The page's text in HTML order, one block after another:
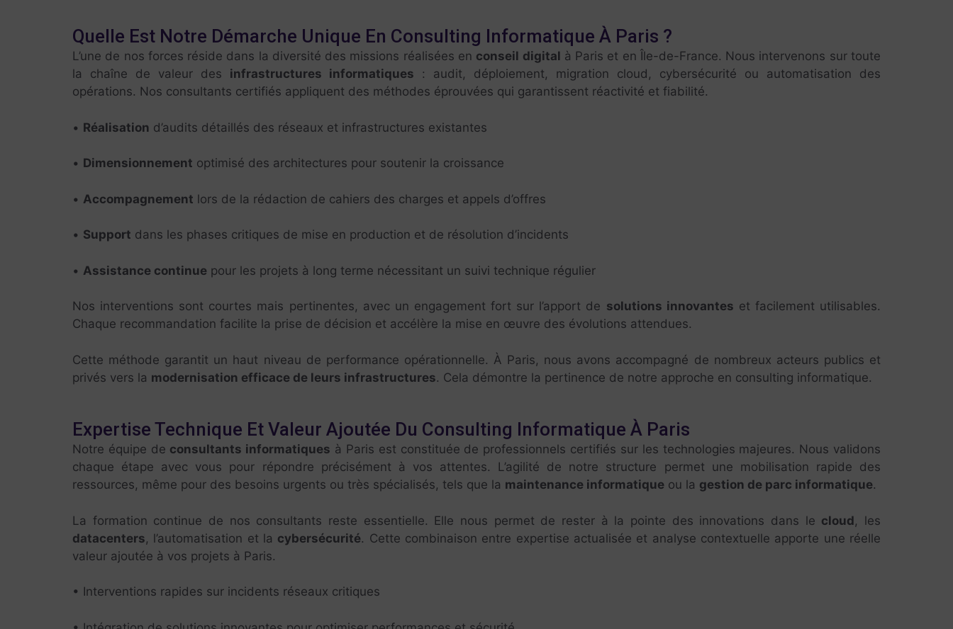
Quelle Est Notre Démarche Unique En Consulting Informatique À Paris ?
L’une de nos forces réside dans la diversité des missions réalisées en conseil digital à Paris et en Île-de-France. Nous intervenons sur toute
la chaîne de valeur des infrastructures informatiques : audit, déploiement, migration cloud, cybersécurité ou automatisation des
opérations. Nos consultants certifiés appliquent des méthodes éprouvées qui garantissent réactivité et fiabilité.
• Réalisation d’audits détaillés des réseaux et infrastructures existantes
• Dimensionnement optimisé des architectures pour soutenir la croissance
• Accompagnement lors de la rédaction de cahiers des charges et appels d’offres
• Support dans les phases critiques de mise en production et de résolution d’incidents
• Assistance continue pour les projets à long terme nécessitant un suivi technique régulier
Nos interventions sont courtes mais pertinentes, avec un engagement fort sur l’apport de solutions innovantes et facilement utilisables.
Chaque recommandation facilite la prise de décision et accélère la mise en œuvre des évolutions attendues.
Cette méthode garantit un haut niveau de performance opérationnelle. À Paris, nous avons accompagné de nombreux acteurs publics et
privés vers la modernisation efficace de leurs infrastructures. Cela démontre la pertinence de notre approche en consulting informatique.
Expertise Technique Et Valeur Ajoutée Du Consulting Informatique À Paris
Notre équipe de consultants informatiques à Paris est constituée de professionnels certifiés sur les technologies majeures. Nous validons
chaque étape avec vous pour répondre précisément à vos attentes. L’agilité de notre structure permet une mobilisation rapide des
ressources, même pour des besoins urgents ou très spécialisés, tels que la maintenance informatique ou la gestion de parc informatique.
La formation continue de nos consultants reste essentielle. Elle nous permet de rester à la pointe des innovations dans le cloud, les
datacenters, l’automatisation et la cybersécurité. Cette combinaison entre expertise actualisée et analyse contextuelle apporte une réelle
valeur ajoutée à vos projets à Paris.
• Interventions rapides sur incidents réseaux critiques